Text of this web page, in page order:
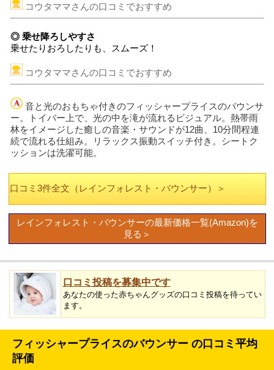
コウタママさんの口コミでおすすめ
◎ 乗せ降ろしやすさ
乗せたりおろしたりも、スムーズ！
コウタママさんの口コミでおすすめ
音と光のおもちゃ付きのフィッシャープライスのバウンサ
ー。トイバー上で、光の中を滝が流れるビジュアル。熱帯雨
林をイメージした癒しの音楽・サウンドが12曲、10分間程連
続で流れる仕組み。リラックス振動スイッチ付き。シートク
ッションは洗濯可能。
口コミ3件全文（レインフォレスト・バウンサー）＞
レインフォレスト・バウンサーの最新価格一覧(Amazon)を
見る＞
口コミ投稿を募集中です
あなたの使った赤ちゃんグッズの口コミ投稿を待ってい
ます。
フィッシャープライスのバウンサー の口コミ平均
評価